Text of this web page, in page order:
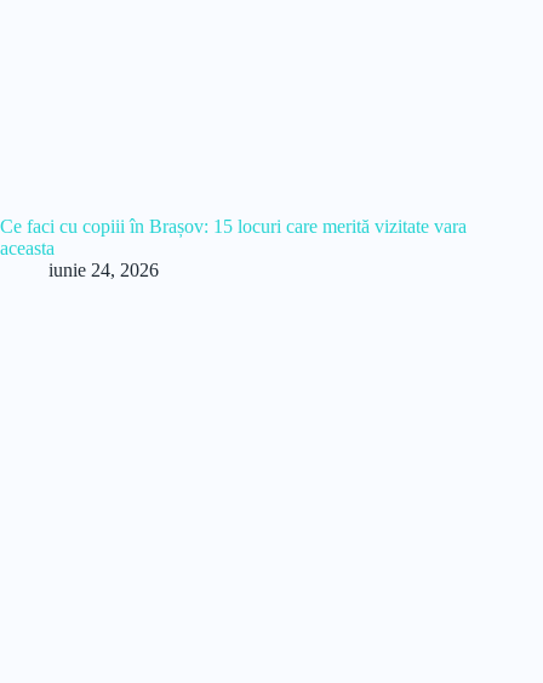
Ce faci cu copiii în Brașov: 15 locuri care merită vizitate vara
aceasta
iunie 24, 2026